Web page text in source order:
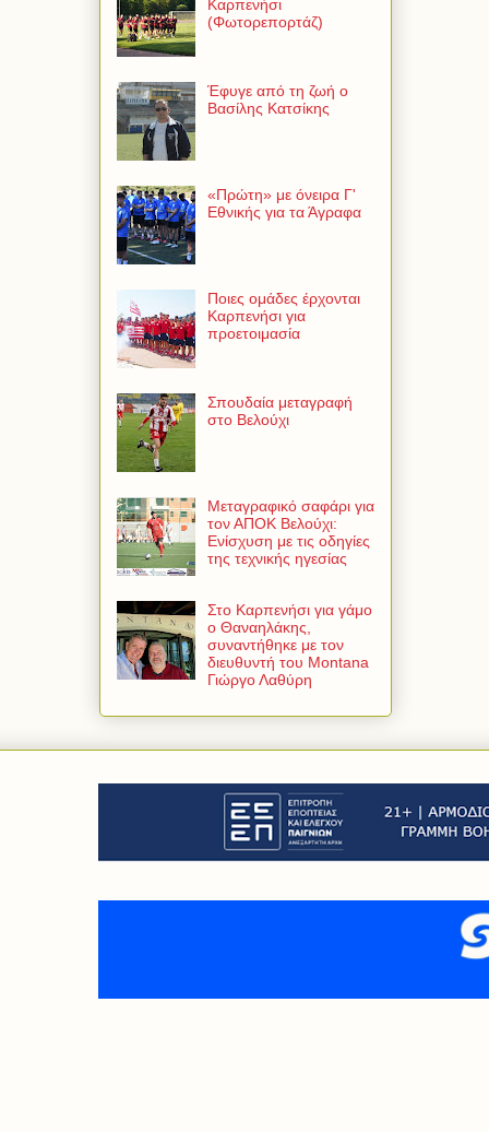
Καρπενήσι
(Φωτορεπορτάζ)
Έφυγε από τη ζωή ο
Βασίλης Κατσίκης
«Πρώτη» με όνειρα Γ'
Εθνικής για τα Άγραφα
Ποιες ομάδες έρχονται
Καρπενήσι για
προετοιμασία
Σπουδαία μεταγραφή
στο Βελούχι
Μεταγραφικό σαφάρι για
τον ΑΠΟΚ Βελούχι:
Ενίσχυση με τις οδηγίες
της τεχνικής ηγεσίας
Στο Καρπενήσι για γάμο
ο Θαναηλάκης,
συναντήθηκε με τον
διευθυντή του Montana
Γιώργο Λαθύρη